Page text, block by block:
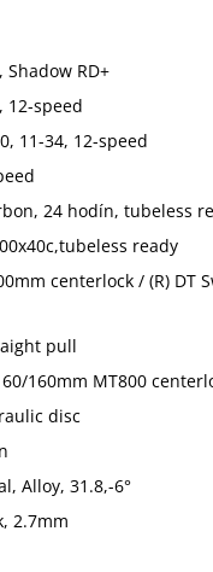
Shadow RD+
12-speed
11-34, 12-speed
24 hodín, tubeless
ready
centerlock / (R) DT
pull
160mm MT800
disc
Alloy, 31.8,-6°
2.7mm